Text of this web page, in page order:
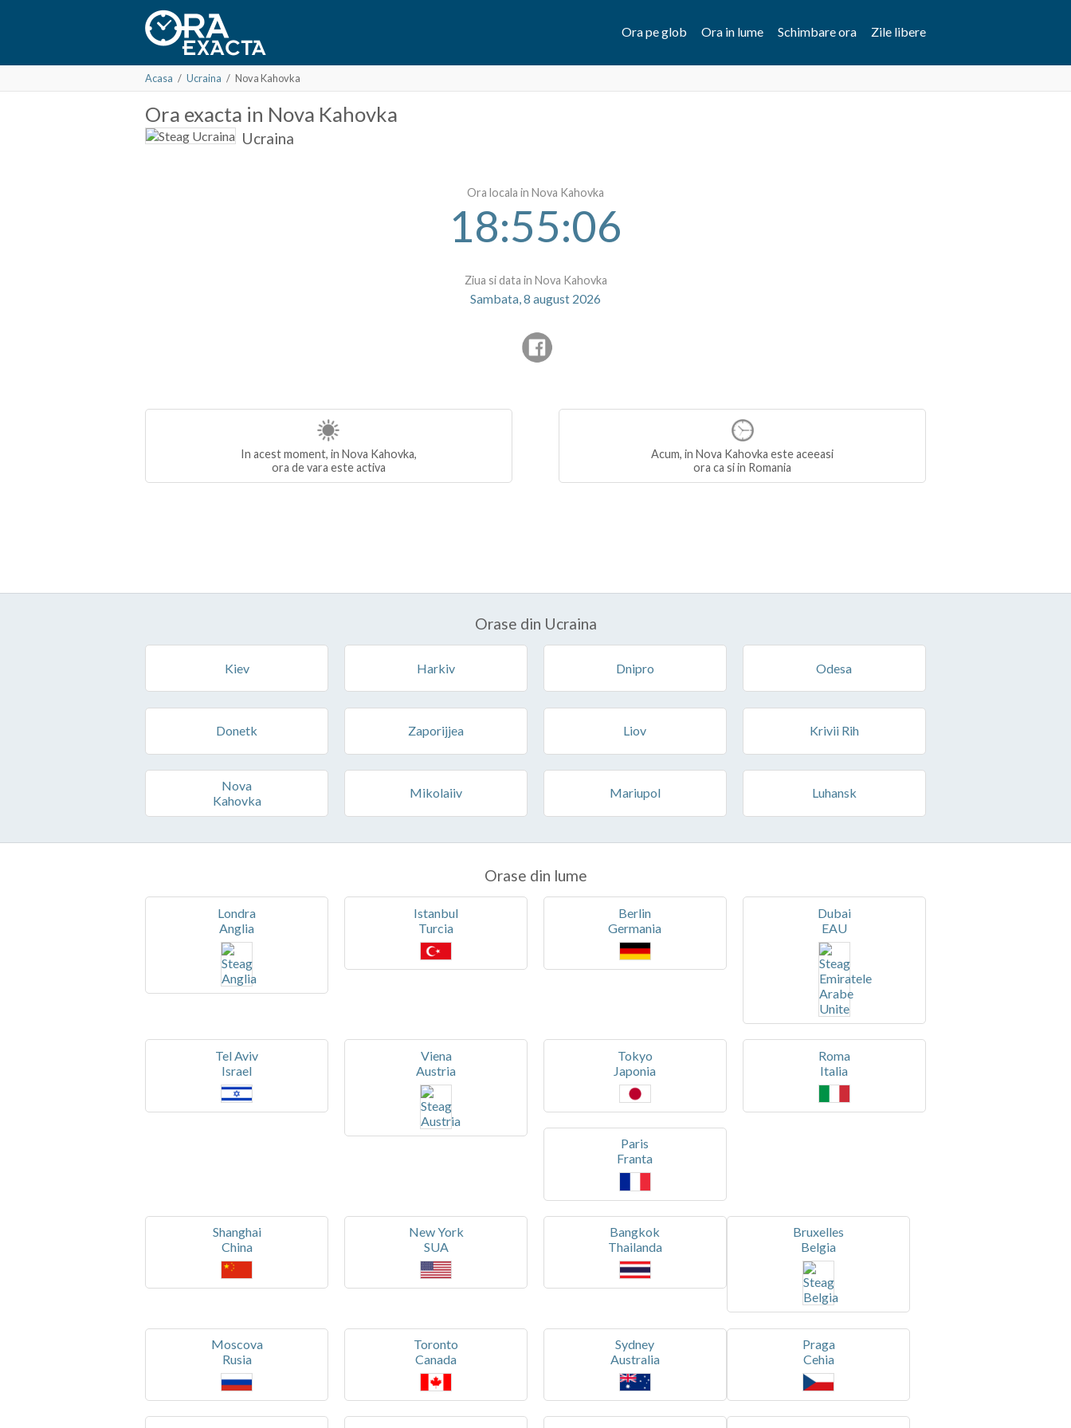
Ora pe glob Ora in lume Schimbare ora Zile libere
Acasa / Ucraina / Nova Kahovka
Ora exacta in Nova Kahovka
Ucraina
Ora locala in Nova Kahovka
18:55:06
Ziua si data in Nova Kahovka
Sambata, 8 august 2026
In acest moment, in Nova Kahovka,
ora de vara este activa
Acum, in Nova Kahovka este aceeasi
ora ca si in Romania
Orase din Ucraina
Kiev Harkiv Dnipro Odesa
Donetk Zaporijjea Liov Krivii Rih
Nova
Kahovka
Mikolaiiv Mariupol Luhansk
Orase din lume
Londra
Anglia
Istanbul
Turcia
Berlin
Germania
Dubai
EAU
Tel Aviv
Israel
Viena
Austria
Tokyo
Japonia
Roma
Italia
Paris
Franta
Shanghai
China
New York
SUA
Bangkok
Thailanda
Bruxelles
Belgia
Moscova
Rusia
Toronto
Canada
Sydney
Australia
Praga
Cehia